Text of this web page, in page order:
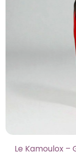
Le Kamoulox –